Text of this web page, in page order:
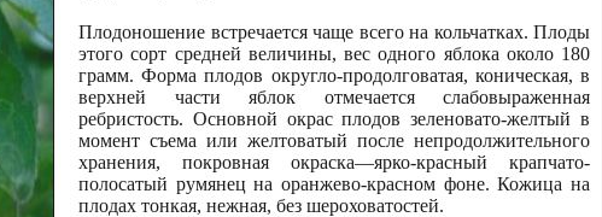
Плодоношение встречается чаще всего на кольчатках. Плоды
этого сорт средней величины, вес одного яблока около 180
грамм. Форма плодов округло-продолговатая, коническая, в
верхней части яблок отмечается слабовыраженная
ребристость. Основной окрас плодов зеленовато-желтый в
момент съема или желтоватый после непродолжительного
хранения, покровная окраска—ярко-красный крапчато-
полосатый румянец на оранжево-красном фоне. Кожица на
плодах тонкая, нежная, без шероховатостей.